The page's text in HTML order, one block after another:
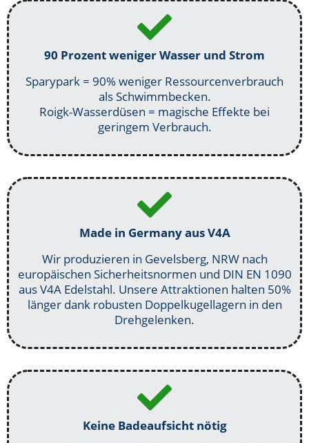
90 Prozent weniger Wasser und Strom
Sparypark = 90% weniger Ressourcenverbrauch
als Schwimmbecken.
Roigk-Wasserdüsen = magische Effekte bei
geringem Verbrauch.
Made in Germany aus V4A
Wir produzieren in Gevelsberg, NRW nach
europäischen Sicherheitsnormen und DIN EN 1090
aus V4A Edelstahl. Unsere Attraktionen halten 50%
länger dank robusten Doppelkugellagern in den
Drehgelenken.
Keine Badeaufsicht nötig